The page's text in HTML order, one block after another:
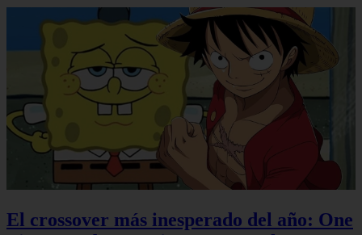
El crossover más inesperado del año: One